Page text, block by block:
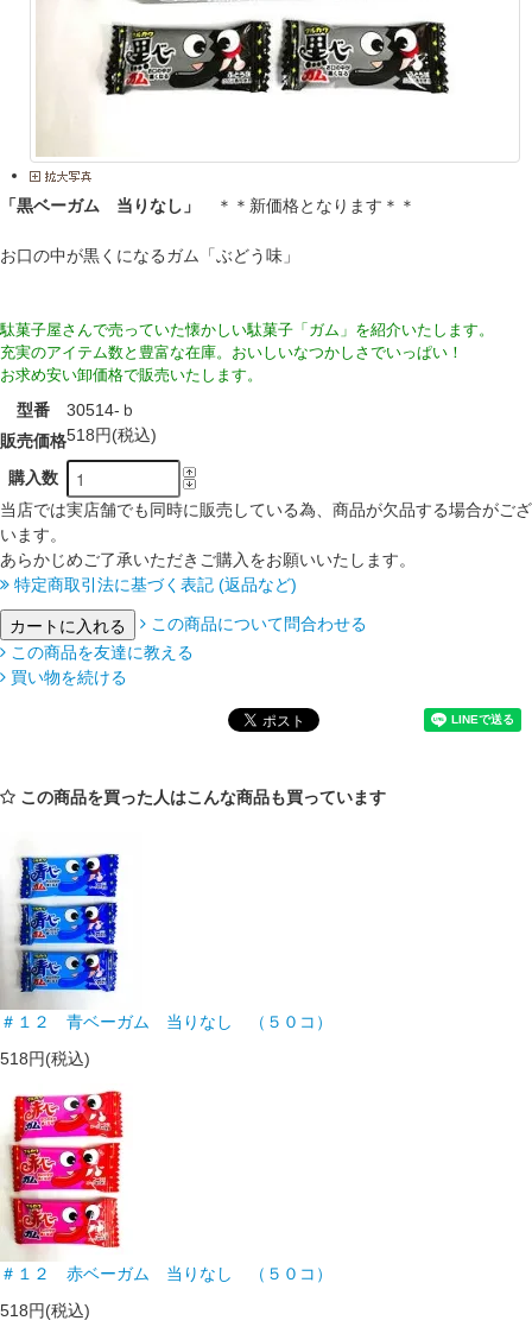
「黒ベーガム 当りなし」 ＊＊新価格となります＊＊
お口の中が黒くになるガム「ぶどう味」
駄菓子屋さんで売っていた懐かしい駄菓子「ガム」を紹介いたします。
充実のアイテム数と豊富な在庫。おいしいなつかしさでいっぱい！
お求め安い卸価格で販売いたします。
型番
30514-ｂ
販売価格518円(税込)
購入数
当店では実店舗でも同時に販売している為、商品が欠品する場合がござ
います。
あらかじめご了承いただきご購入をお願いいたします。
特定商取引法に基づく表記 (返品など)
この商品について問合わせる
この商品を友達に教える
買い物を続ける
この商品を買った人はこんな商品も買っています
＃１２ 青ベーガム 当りなし （５０コ）
518円(税込)
＃１２ 赤ベーガム 当りなし （５０コ）
518円(税込)